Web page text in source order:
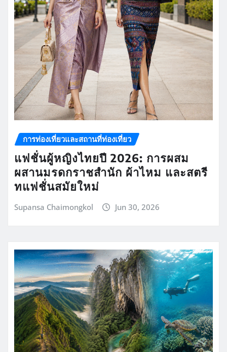
การท่องเที่ยวและสถานที่ท่องเที่ยว
แฟชั่นผู้หญิงไทยปี 2026: การผสม
ผสานมรดกราชสำนัก ผ้าไหม และสตรี
ทแฟชั่นสมัยใหม่
Supansa Chaimongkol Jun 30, 2026